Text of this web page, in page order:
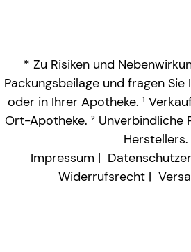
* Zu Risiken und
Packungsbeilage und fragen
oder in Ihrer Apotheke. ¹
Ort-Apotheke. ² Unverbindliche
Herstellers.
Impressum
Widerrufsrecht